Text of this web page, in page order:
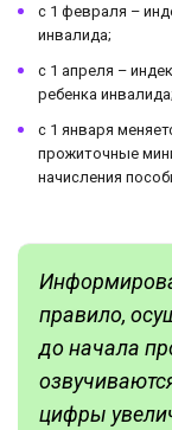
с 1 февраля –
инвалида;
с 1 апреля –
ребенка инвалида;
с 1 января
прожиточные
начисления
правило,
до начала
цифры